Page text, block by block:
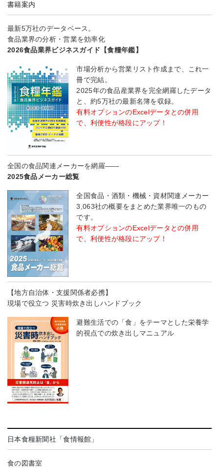
書籍案内
最新5万社のデータベース。
食品業界の分析・営業を効率化
2026食品業界ビジネスガイド【食糧年鑑】
市場分析から営業リスト作成まで、これ一
冊で完結。
2025年の食品産業界を完全網羅したデータ
と、約5万社の最新名簿を収録。
有料オプションのExcelデータとの併用
で、利便性が格段にアップ！
全国の食品関連メーカーを網羅――
2025食品メーカー総覧
全国食品・酒類・機械・資材関連メーカー
3,063社の概要をまとめた業界唯一のもの
です。
有料オプションのExcelデータとの併用
で、利便性が格段にアップ！
【地方自治体・支援関係者必携】
現場で役立つ 災害時炊き出しハンドブック
避難生活での「食」をテーマとした栄養学
的視点での炊き出しマニュアル
日本食糧新聞社「食情報館」
食の図書室